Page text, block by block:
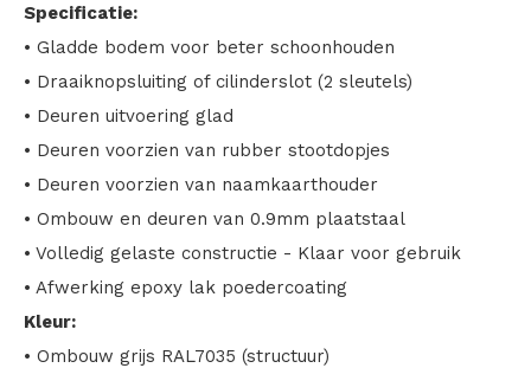
Specificatie:
• Gladde bodem voor beter schoonhouden
• Draaiknopsluiting of cilinderslot (2 sleutels)
• Deuren uitvoering glad
• Deuren voorzien van rubber stootdopjes
• Deuren voorzien van naamkaarthouder
• Ombouw en deuren van 0.9mm plaatstaal
• Volledig gelaste constructie - Klaar voor gebruik
• Afwerking epoxy lak poedercoating
Kleur:
• Ombouw grijs RAL7035 (structuur)